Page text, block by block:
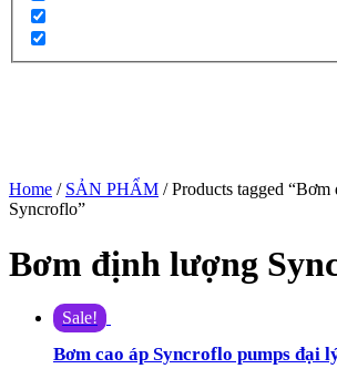
Home / SẢN PHẨM / Products tagged
Syncroflo”
Bơm định lượng
Sale!
Bơm cao áp Syncroflo pumps đại